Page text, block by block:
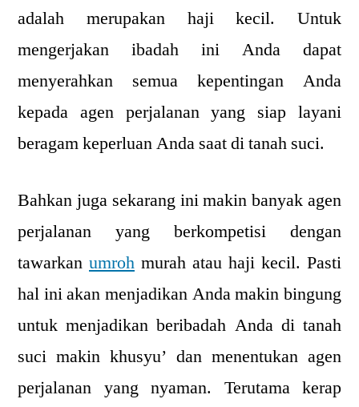
adalah merupakan haji kecil. Untuk
mengerjakan ibadah ini Anda dapat
menyerahkan semua kepentingan Anda
kepada agen perjalanan yang siap layani
beragam keperluan Anda saat di tanah suci.
Bahkan juga sekarang ini makin banyak agen
perjalanan yang berkompetisi dengan
tawarkan umroh murah atau haji kecil. Pasti
hal ini akan menjadikan Anda makin bingung
untuk menjadikan beribadah Anda di tanah
suci makin khusyu’ dan menentukan agen
perjalanan yang nyaman. Terutama kerap